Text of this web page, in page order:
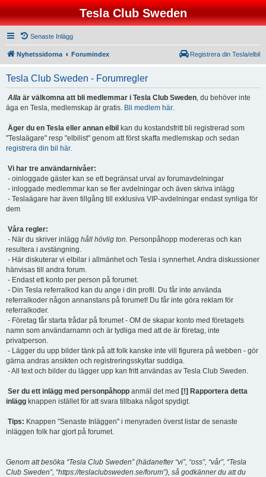
Tesla Club Sweden
Senaste Inlägg
Nyhetssidorna Forumindex Registrera din Tesla/elbil
Tesla Club Sweden - Forumregler
Alla är välkomna att bli medlemmar i Tesla Club Sweden, du behöver inte
äga en Tesla, medlemskap är gratis. Bli medlem här.
Äger du en Tesla eller annan elbil kan du kostandsfritt bli registrerad som
"Teslaägare" resp "elbilist" genom att först skaffa medlemskap och sedan
registrera din bil här.
Vi har tre användarnivåer:
- oinloggade gäster kan se ett begränsat urval av forumavdelningar
- inloggade medlemmar kan se fler avdelningar och även skriva inlägg
- Teslaägare har även tillgång till exklusiva VIP-avdelningar endast synliga för
dem
Våra regler:
- När du skriver inlägg håll hövlig ton. Personpåhopp modereras och kan
resultera i avstängning.
- Här diskuterar vi elbilar i allmänhet och Tesla i synnerhet. Andra diskussioner
hänvisas till andra forum.
- Endast ett konto per person på forumet.
- Din Tesla referralkod kan du ange i din profil. Du får inte använda
referralkoder någon annanstans på forumet! Du får inte göra reklam för
referralkoder.
- Företag får starta trådar på forumet - OM de skapar konto med företagets
namn som användarnamn och är tydliga med att de är företag, inte
privatperson.
- Lägger du upp bilder tänk på att folk kanske inte vill figurera på webben - gör
gärna andras ansikten och registreringsskyltar suddiga.
- All text och bilder du lägger upp kan fritt användas av Tesla Club Sweden.
Ser du ett inlägg med personpåhopp anmäl det med [!] Rapportera detta
inlägg knappen istället för att svara tillbaka något spydigt.
Tips: Knappen "Senaste Inläggen" i menyraden överst listar de senaste
inläggen folk har gjort på forumet.
Genom att besöka “Tesla Club Sweden” (hädanefter “vi”, “oss”, “vår”, “Tesla
Club Sweden”, “https://teslaclubsweden.se/forum”), så godkänner du att du